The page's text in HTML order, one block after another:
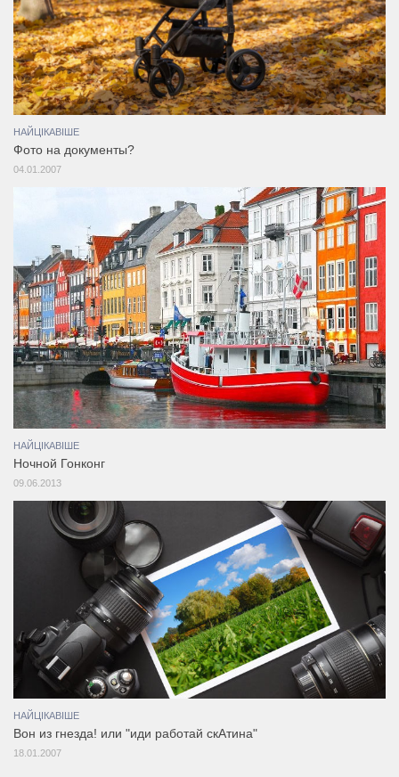
НАЙЦІКАВІШЕ
Фото на документы?
04.01.2007
НАЙЦІКАВІШЕ
Ночной Гонконг
09.06.2013
НАЙЦІКАВІШЕ
Вон из гнезда! или "иди работай скАтина"
18.01.2007